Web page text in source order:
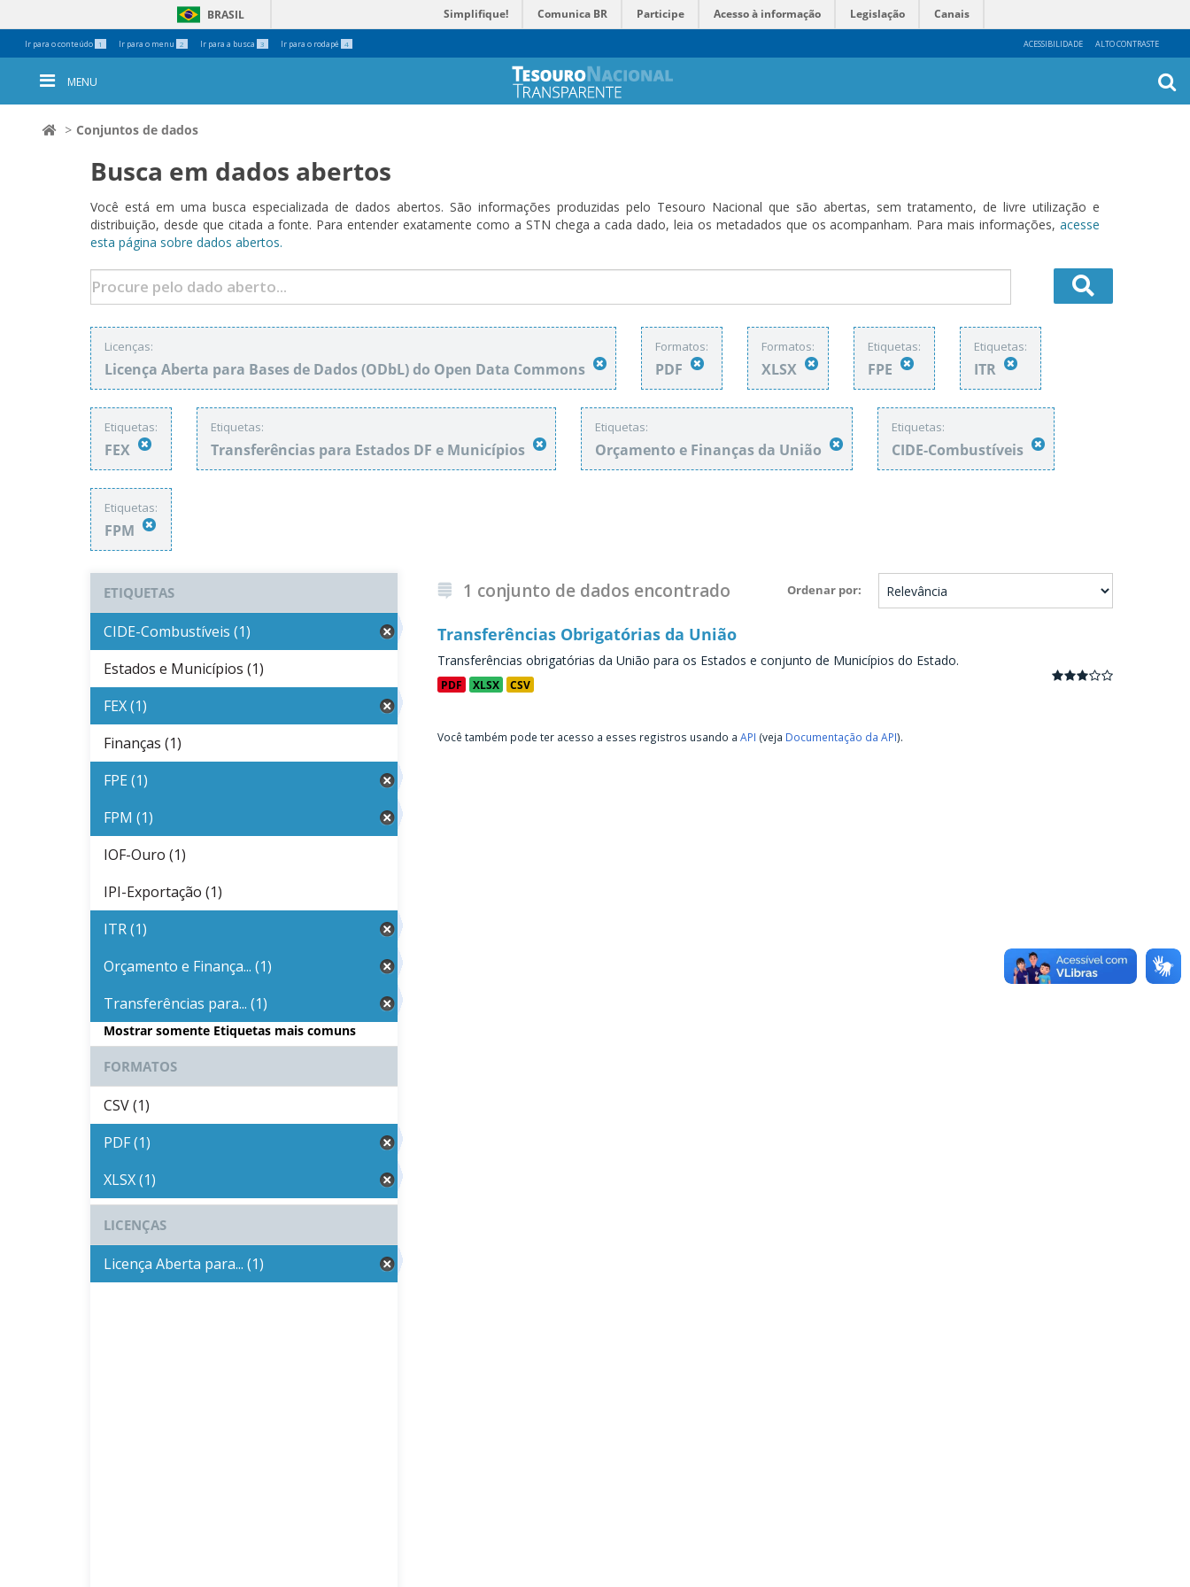
Ir para o conteúdo 1 Ir para o menu 2 Ir para a busca 3 Ir para o rodapé 4 ACESSIBILIDADE ALTO CONTRASTE
BRASIL Simplifique! Comunica BR Participe Acesso à informação Legislação Canais
Ferramentas
Pessoais
MENU
Conjuntos de dados
Busca em dados abertos
Você está em uma busca especializada de dados abertos. São informações produzidas pelo Tesouro Nacional que são abertas, sem tratamento, de livre utilização e
distribuição, desde que citada a fonte. Para entender exatamente como a STN chega a cada dado, leia os metadados que os acompanham. Para mais informações, acesse
esta página sobre dados abertos.
Licenças:
Licença Aberta para Bases de Dados (ODbL) do Open Data Commons
Formatos:
PDF
Formatos:
XLSX
Etiquetas:
FPE
Etiquetas:
ITR
Etiquetas:
FEX
Etiquetas:
Transferências para Estados DF e Municípios
Etiquetas:
Orçamento e Finanças da União
Etiquetas:
CIDE-Combustíveis
Etiquetas:
FPM
Ordenar por
1 conjunto de dados encontrado
Transferências Obrigatórias da União
Transferências obrigatórias da União para os Estados e conjunto de Municípios do Estado.
PDF XLSX CSV
Você também pode ter acesso a esses registros usando a API (veja Documentação da API).
ETIQUETAS
CIDE-Combustíveis (1)
Estados e Municípios (1)
FEX (1)
Finanças (1)
FPE (1)
FPM (1)
IOF-Ouro (1)
IPI-Exportação (1)
ITR (1)
Orçamento e Finança... (1)
Transferências para... (1)
Mostrar somente Etiquetas mais comuns
FORMATOS
CSV (1)
PDF (1)
XLSX (1)
LICENÇAS
Licença Aberta para... (1)